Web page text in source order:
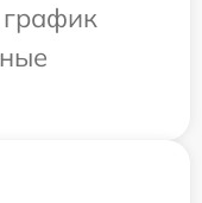
график